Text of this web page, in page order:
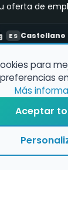
oferta de
ES Castellano
Encuentra
Buscador de
Pianista
para
para
Más
Aceptar